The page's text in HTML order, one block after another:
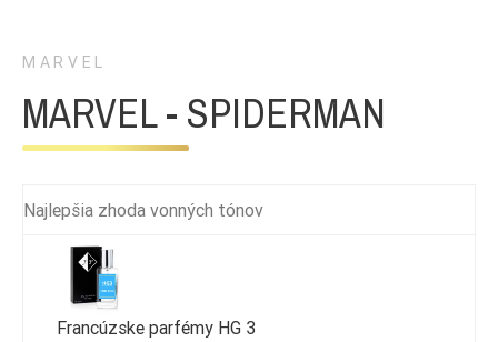
MARVEL
MARVEL - SPIDERMAN
Najlepšia zhoda vonných tónov
Francúzske parfémy HG 3